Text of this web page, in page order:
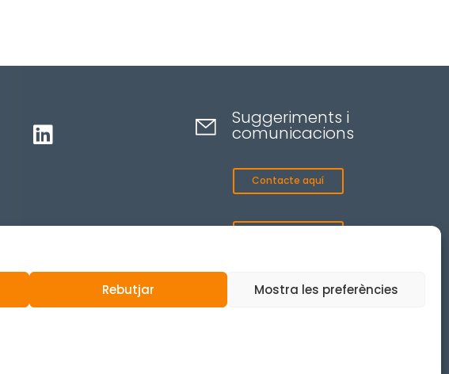
Rebutjar Mostra les preferències

Suggeriments i
comunicacions
Contacte aquí